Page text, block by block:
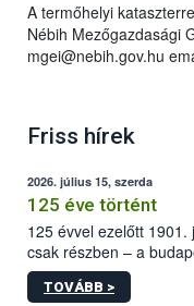
A termőhelyi
Nébih Mezőgazdasági
mgei@nebih.gov.hu
Friss hírek
2026. július 15, szerda
125 éve történt
125 évvel ezelőtt
csak részben – a
állomás a Kis Rókus
tervezett új épületébe.
TOVÁBB >